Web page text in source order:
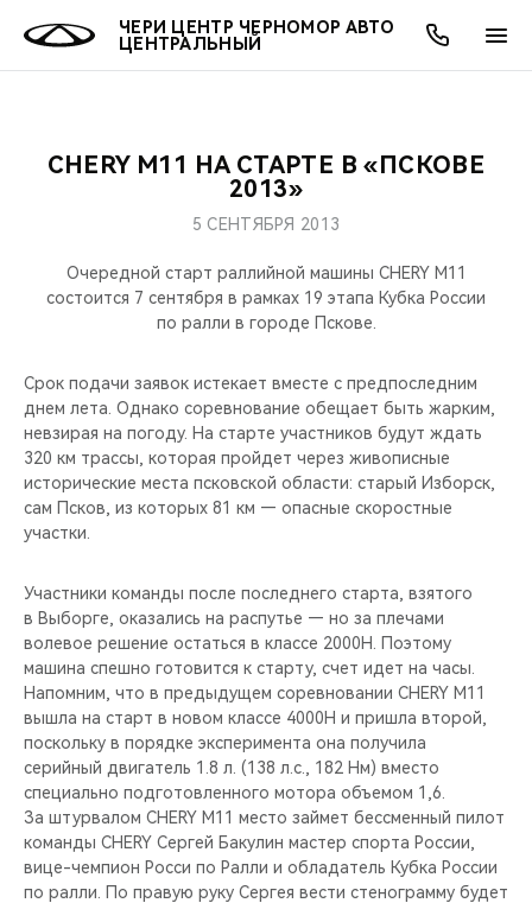
ЧЕРИ ЦЕНТР ЧЕРНОМОР АВТО
ЦЕНТРАЛЬНЫЙ
МОДЕЛИ
КРОССОВЕРЫ
СЕДАНЫ
НОВИНКИ
О КОМПАНИИ
МЫ В СОЦСЕТЯХ
ПОКУПАТЕЛЯМ
КРЕДИТ И СТРАХОВАНИЕ
ВЛАДЕЛЬЦАМ
ЗАПЧАСТИ И АКСЕССУАРЫ
ТЕХНИЧЕСКОЕ ОБСЛУЖИВАНИЕ
МИР CHERY
CHERY В СОЦСЕТЯХ
БЛАГОТВОРИТЕЛЬНОСТЬ
CHERY REMOTE
CHERY CONNECT
НАШИ МЕРОПРИЯТИЯ
CHERY ДЛЯ ДЕТЕЙ
ОНЛАЙН СЕРВИСЫ
CHERY M11 НА СТАРТЕ В «ПСКОВЕ
2013»
5 СЕНТЯБРЯ 2013
Очередной старт раллийной машины CHERY M11
состоится 7 сентября в рамках 19 этапа Кубка России
по ралли в городе Пскове.
Срок подачи заявок истекает вместе с предпоследним
днем лета. Однако соревнование обещает быть жарким,
невзирая на погоду. На старте участников будут ждать
320 км трассы, которая пройдет через живописные
исторические места псковской области: старый Изборск,
сам Псков, из которых 81 км — опасные скоростные
участки.
Участники команды после последнего старта, взятого
в Выборге, оказались на распутье — но за плечами
волевое решение остаться в классе 2000Н. Поэтому
машина спешно готовится к старту, счет идет на часы.
Напомним, что в предыдущем соревновании CHERY M11
вышла на старт в новом классе 4000Н и пришла второй,
поскольку в порядке эксперимента она получила
серийный двигатель 1.8 л. (138 л.с., 182 Нм) вместо
специально подготовленного мотора объемом 1,6.
За штурвалом CHERY M11 место займет бессменный пилот
команды CHERY Сергей Бакулин мастер спорта России,
вице-чемпион Росси по Ралли и обладатель Кубка России
по ралли. По правую руку Сергея вести стенограмму будет